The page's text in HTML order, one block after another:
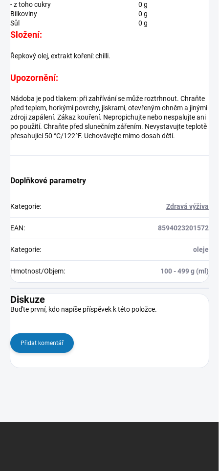
- z toho cukry
0 g
Bílkoviny
0 g
Sůl
0 g
Složení:
Řepkový olej, extrakt koření: chilli.
Upozornění:
Nádoba je pod tlakem: při zahřívání se může roztrhnout. Chraňte
před teplem, horkými povrchy, jiskrami, otevřeným ohněm a jinými
zdroji zapálení. Zákaz kouření. Nepropichujte nebo nespalujte ani
po použití. Chraňte před slunečním zářením. Nevystavujte teplotě
přesahující 50 °C/122°F. Uchovávejte mimo dosah dětí.
Doplňkové parametry
Kategorie: Zdravá výživa
EAN: 8594023201572
Kategorie: oleje
Hmotnost/Objem: 100 - 499 g (ml)
Diskuze
Buďte první, kdo napíše příspěvek k této položce.
Přidat komentář